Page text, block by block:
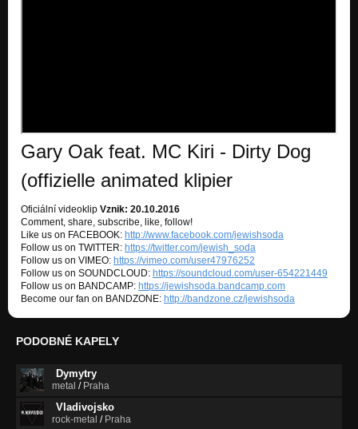
Gary Oak feat. MC Kiri - Dirty Dog
(offizielle animated klipier
Oficiální videoklip Vznik: 20.10.2016
Comment, share, subscribe, like, follow!
Like us on FACEBOOK: http://www.facebook.com/jewishsoda
Follow us on TWITTER: https://twitter.com/jewish_soda
Follow us on VIMEO: https://vimeo.com/user47976252
Follow us on SOUNDCLOUD: https://soundcloud.com/user-654221449
Follow us on BANDCAMP: https://jewishsoda.bandcamp.com
Become our fan on BANDZONE: http://bandzone.cz/jewishsoda
PODOBNÉ KAPELY
Dymytry
metal / Praha
Vladivojsko
rock-metal / Praha